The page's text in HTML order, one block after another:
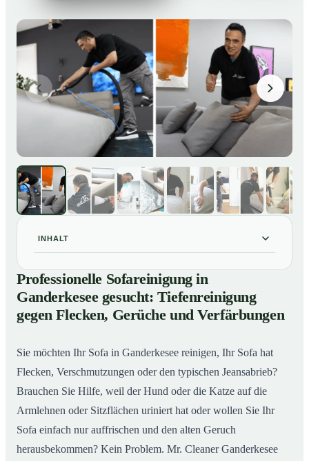
INHALT
01 Professionelle Sofareinigung in Ganderkesee gesucht:
Tiefenreinigung gegen Flecken, Gerüche und
Verfärbungen
02So wird Ihr Sofa in Ganderkesee wieder wie neu
Professionelle Sofareinigung in
Ganderkesee gesucht: Tiefenreinigung
gegen Flecken, Gerüche und Verfärbungen
Sie möchten Ihr Sofa in Ganderkesee reinigen, Ihr Sofa hat
Flecken, Verschmutzungen oder den typischen Jeansabrieb?
Brauchen Sie Hilfe, weil der Hund oder die Katze auf die
Armlehnen oder Sitzflächen uriniert hat oder wollen Sie Ihr
Sofa einfach nur auffrischen und den alten Geruch
herausbekommen? Kein Problem. Mr. Cleaner Ganderkesee